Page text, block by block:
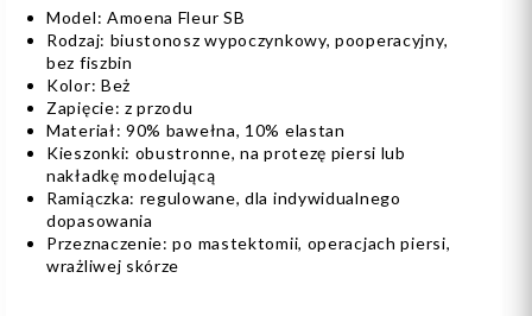
Model: Amoena Fleur SB
Rodzaj: biustonosz wypoczynkowy, pooperacyjny,
bez fiszbin
Kolor: Beż
Zapięcie: z przodu
Materiał: 90% bawełna, 10% elastan
Kieszonki: obustronne, na protezę piersi lub
nakładkę modelującą
Ramiączka: regulowane, dla indywidualnego
dopasowania
Przeznaczenie: po mastektomii, operacjach piersi,
wrażliwej skórze